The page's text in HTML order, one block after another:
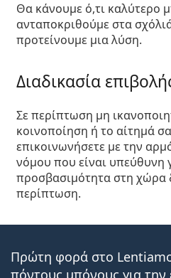
Θα κάνουμε ό,τι καλύτερο
ανταποκριθούμε στα
προτείνουμε μια λύση.
Διαδικασία
Σε περίπτωση μη
κοινοποίηση ή το αίτημά
επικοινωνήσετε με την
νόμου που είναι υπεύθυνη
προσβασιμότητα στη χώρα
περίπτωση.
Πρώτη φορά στο
πόντους μπόνους για